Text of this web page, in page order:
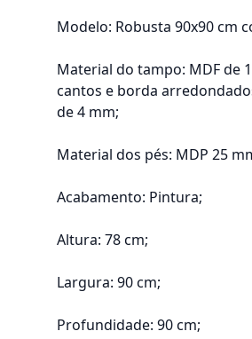
Modelo: Robusta 90x90 cm
Material do tampo: MDF de
cantos e borda
de 4 mm;
Material dos pés: MDP 25
Acabamento: Pintura;
Altura: 78 cm;
Largura: 90 cm;
Profundidade: 90 cm;